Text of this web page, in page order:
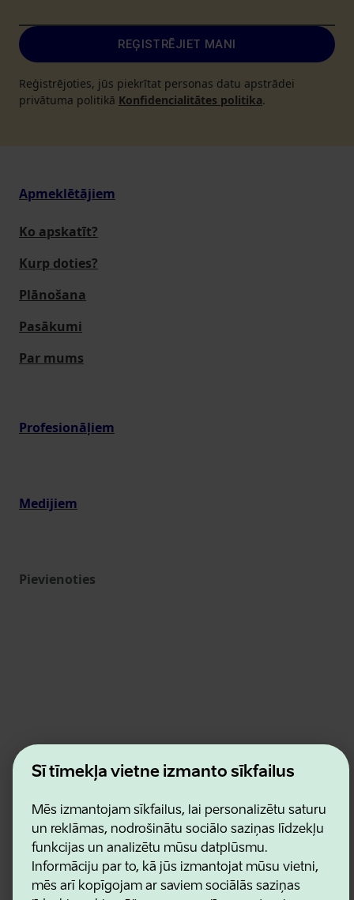
Šī tīmekļa vietne izmanto sīkfailus
Mēs izmantojam sīkfailus, lai personalizētu saturu
un reklāmas, nodrošinātu sociālo saziņas līdzekļu
funkcijas un analizētu mūsu datplūsmu.
Informāciju par to, kā jūs izmantojat mūsu vietni,
mēs arī kopīgojam ar saviem sociālās saziņas
REĢISTRĒJIET MANI
Reģistrējoties, jūs piekrītat personas datu apstrādei
privātuma politikā Konfidencialitātes politika.
Apmeklētājiem
Ko apskatīt?
Kurp doties?
Plānošana
Pasākumi
Par mums
Profesionāļiem
Medijiem
Pievienoties
Estonian Business and Innovation Agency
Kontakti
Lietošanas noteikumi
Sīkdatņu un konfidencialitātes politika